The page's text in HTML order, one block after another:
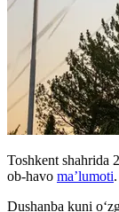
Toshkent shahrida
ob-havo ma’lumoti.
Dushanba kuni